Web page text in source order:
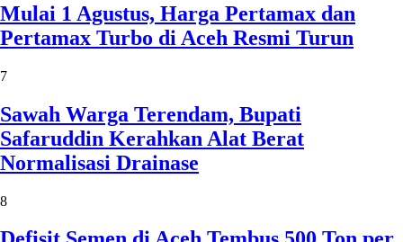
Mulai 1 Agustus, Harga Pertamax dan
Pertamax Turbo di Aceh Resmi Turun
7
Sawah Warga Terendam, Bupati
Safaruddin Kerahkan Alat Berat
Normalisasi Drainase
8